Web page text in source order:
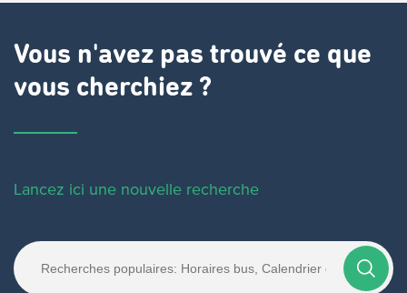
Vous n'avez pas trouvé ce que
vous cherchiez ?
Lancez ici une nouvelle recherche